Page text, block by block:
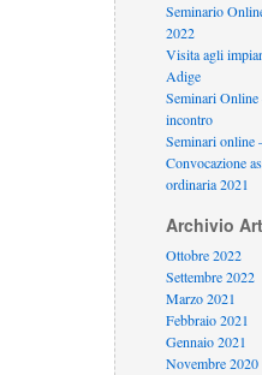
Seminario
2022
Visita agli
Adige
Seminari Online
incontro
Seminari online
Convocazione
ordinaria 2021
Archivio
Ottobre 2022
Settembre 2022
Marzo 2021
Febbraio 2021
Gennaio 2021
Novembre 2020